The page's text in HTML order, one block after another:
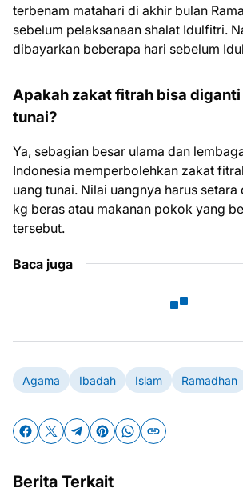
terbenam matahari di akhir bulan
sebelum pelaksanaan shalat Idulfitri.
dibayarkan beberapa hari sebelum
Apakah zakat fitrah bisa diganti
tunai?
Ya, sebagian besar ulama dan
Indonesia memperbolehkan zakat
uang tunai. Nilai uangnya harus
kg beras atau makanan pokok yang
tersebut.
Baca juga
Agama Ibadah Islam Ramadhan
Berita Terkait